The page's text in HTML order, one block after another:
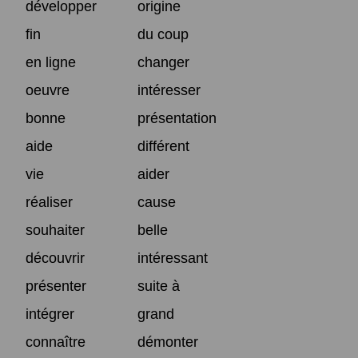
développer
origine
fin
du coup
en ligne
changer
oeuvre
intéresser
bonne
présentation
aide
différent
vie
aider
réaliser
cause
souhaiter
belle
découvrir
intéressant
présenter
suite à
intégrer
grand
connaître
démonter